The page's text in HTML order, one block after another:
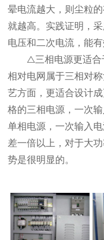
晕电流越大，则尘粒
就越高。实践证明，
电压和二次电流，能
△三相电源更适合
相对电网属于三相对
艺方面，更适合设计
格的三相电源，一次
单相电源，一次输入
差一倍以上，对于大
势是很明显的。